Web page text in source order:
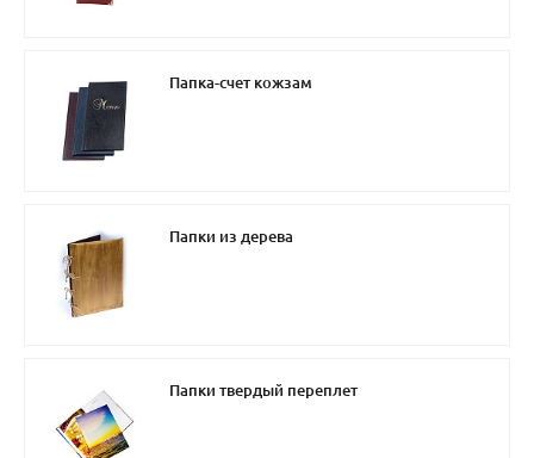
Папка-счет кожзам
Папки из дерева
Папки твердый переплет